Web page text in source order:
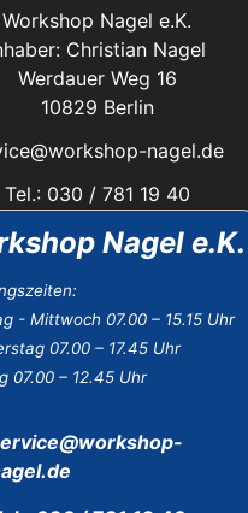
Nagel e.K.
- Mittwoch 07.00 – 15.15 Uhr
07.00 – 17.45 Uhr
07.00 – 12.45 Uhr
Workshop Nagel e.K.
Christian Nagel
Werdauer Weg 16
10829 Berlin
nagel.de
Tel.: 030 / 781 19 40
Das Unternehmen:
Öffnungszeiten
Datenschutz
Impressum
AGB